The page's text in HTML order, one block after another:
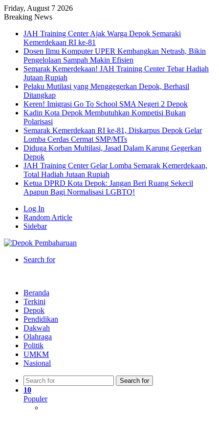
Friday, August 7 2026
Breaking News
JAH Training Center Ajak Warga Depok Semaraki
Kemerdekaan RI ke-81
Dosen Ilmu Komputer UPER Kembangkan Netrash, Bikin
Pengelolaan Sampah Makin Efisien
Semarak Kemerdekaan! JAH Training Center Tebar Hadiah
Jutaan Rupiah
Pelaku Mutilasi yang Menggegerkan Depok, Berhasil
Ditangkap
Keren! Imigrasi Go To School SMA Negeri 2 Depok
Kadin Kota Depok Membutuhkan Kompetisi Bukan
Polarisasi
Semarak Kemerdekaan RI ke-81, Diskarpus Depok Gelar
Lomba Cerdas Cermat SMP/MTs
Diduga Korban Multilasi, Jasad Dalam Karung Gegerkan
Depok
JAH Training Center Gelar Lomba Semarak Kemerdekaan,
Total Hadiah Jutaan Rupiah
Ketua DPRD Kota Depok: Jangan Beri Ruang Sekecil
Apapun Bagi Normalisasi LGBTQ!
Log In
Random Article
Sidebar
Search for
Beranda
Terkini
Depok
Pendidikan
Dakwah
Olahraga
Politik
UMKM
Nasional
Search for
10
Populer